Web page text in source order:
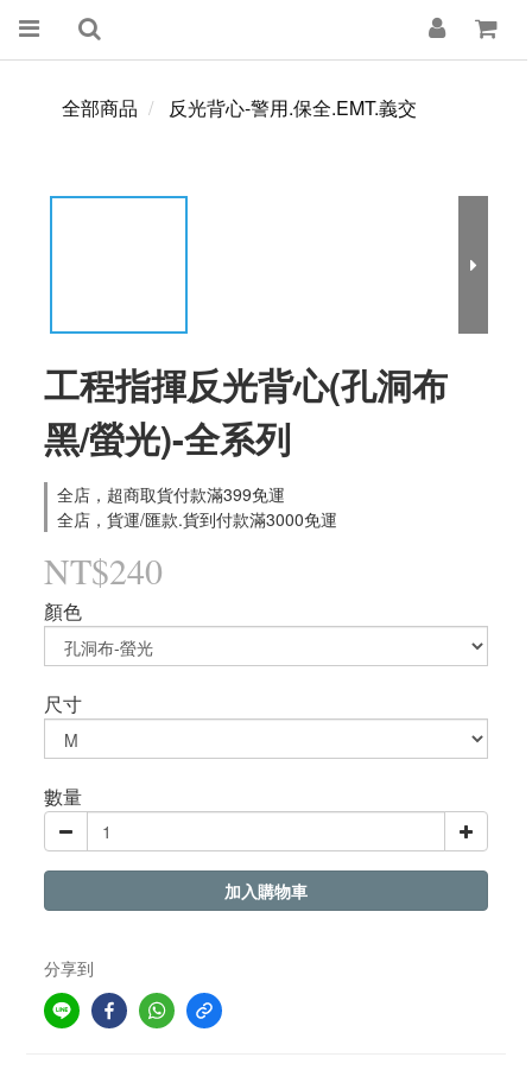
全部商品 反光背心-警用.保全.EMT.義交
工程指揮反光背心(孔洞布
黑/螢光)-全系列
全店，超商取貨付款滿399免運
全店，貨運/匯款.貨到付款滿3000免運
NT$240
顏色
尺寸
數量
加入購物車
分享到